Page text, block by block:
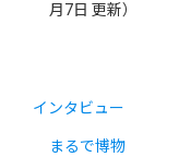
月7日 更新）
インタビュー
まるで博物